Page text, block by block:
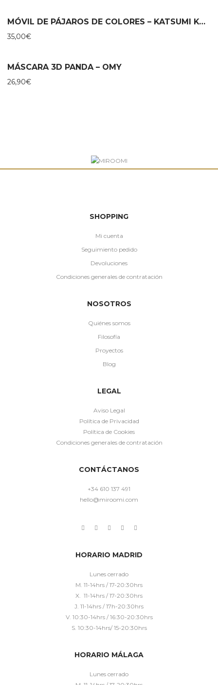
MÓVIL DE PÁJAROS DE COLORES – KATSUMI KOMAGATA
35,00€
MÁSCARA 3D PANDA – OMY
26,90€
SHOPPING
Mi cuenta
Seguimiento pedido
Devoluciones
Condiciones generales de contratación
NOSOTROS
Quiénes somos
Filosofía
Proyectos
Blog
LEGAL
Aviso Legal
Política de Privacidad
Política de Cookies
Condiciones generales de contratación
CONTÁCTANOS
+34 610 137 491
hello@miroomi.com
HORARIO MADRID
Lunes cerrado
M. 11-14hrs / 17-20:30hrs
X. 11-14hrs / 17-20:30hrs
J. 11-14hrs / 17h-20:30hrs
V. 10:30-14hrs / 16:30-20:30hrs
S. 10:30-14hrs/ 15-20:30hrs
HORARIO MÁLAGA
Lunes cerrado